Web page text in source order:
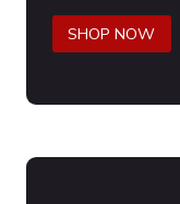
SHOP NOW